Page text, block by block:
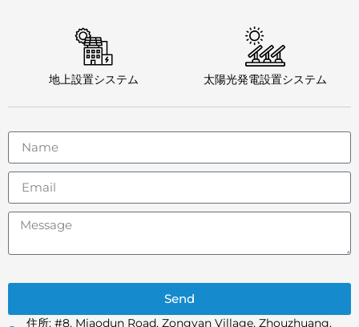
地上設置システム 太陽光発電設置システム
Send
住所: #8, Miaodun Road, Zongyan Village, Zhouzhuang,